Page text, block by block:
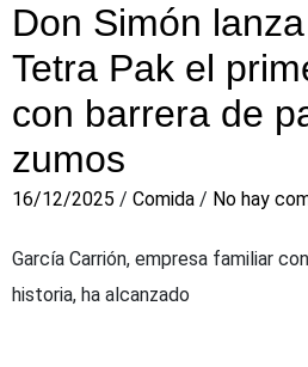
Don Simón
Tetra Pak el
con barrera de
zumos
16/12/2025 / Comida / No hay
García Carrión, empresa familiar
historia, ha alcanzado